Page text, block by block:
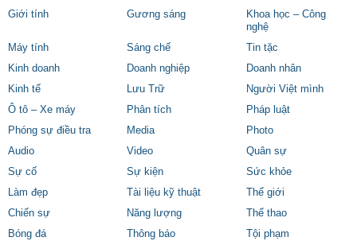
Giới tính
Gương sáng
Khoa học – Công
nghệ
Máy tính
Sáng chế
Tin tặc
Kinh doanh
Doanh nghiệp
Doanh nhân
Kinh tế
Lưu Trữ
Người Việt mình
Ô tô – Xe máy
Phân tích
Pháp luật
Phóng sự điều tra
Media
Photo
Audio
Video
Quân sự
Sự cố
Sự kiện
Sức khỏe
Làm đẹp
Tài liệu kỹ thuật
Thế giới
Chiến sự
Năng lượng
Thể thao
Bóng đá
Thông báo
Tội phạm